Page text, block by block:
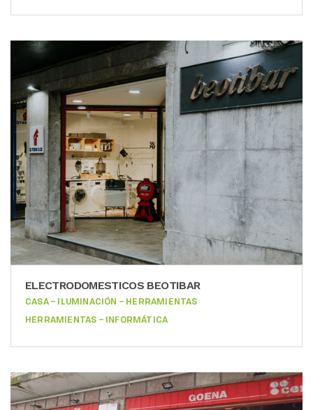
ELECTRODOMESTICOS BEOTIBAR
CASA – ILUMINACIÓN – HERRAMIENTAS
HERRAMIENTAS – INFORMÁTICA